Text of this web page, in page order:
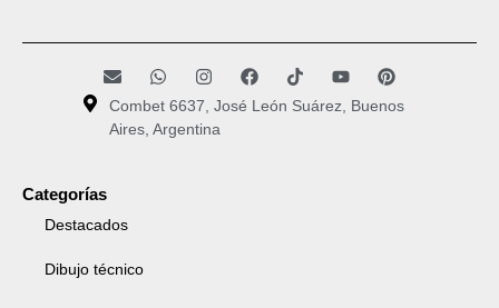
Combet 6637, José León Suárez, Buenos
Aires, Argentina
Categorías
Destacados
Dibujo técnico